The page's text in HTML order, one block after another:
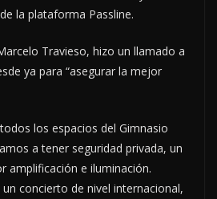
la plataforma Passline.
Travieso, hizo un llamado a
ya para “asegurar la mejor
los espacios del Gimnasio
a tener seguridad privada, un
amplificación e iluminación.
concierto de nivel internacional,